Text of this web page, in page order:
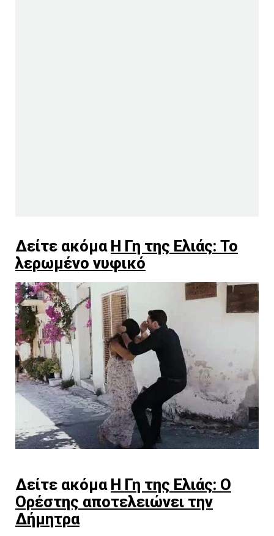
Δείτε ακόμα Η Γη της Ελιάς: Το
λερωμένο νυφικό
Δείτε ακόμα Η Γη της Ελιάς: Ο
Ορέστης αποτελειώνει την
Δήμητρα